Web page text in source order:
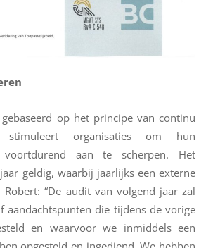
op het principe van continu
stimuleert organisaties om hun
voortdurend aan te scherpen. Het
geldig, waarbij jaarlijks een externe
“De audit van volgend jaar zal
aandachtspunten die tijdens de vorige
en waarvoor we inmiddels een